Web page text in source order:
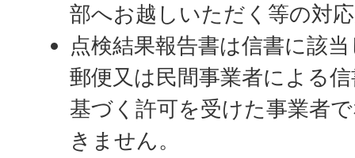
部へお越しいただく等の対
点検結果報告書は信書に該
郵便又は民間事業者による
基づく許可を受けた事業者
きません。